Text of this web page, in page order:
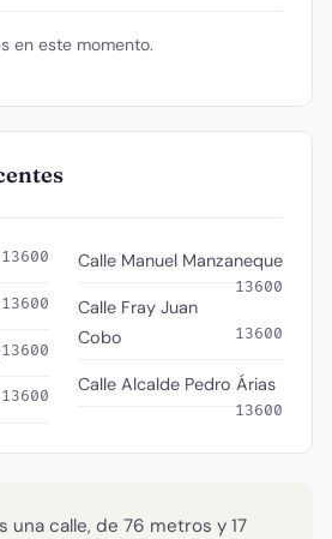
en este momento.
13600
13600
13600
13600
Calle Manuel Manzaneque
13600
Calle Fray Juan
Cobo
13600
Calle Alcalde Pedro Árias
13600
una calle, de 76 metros y 17